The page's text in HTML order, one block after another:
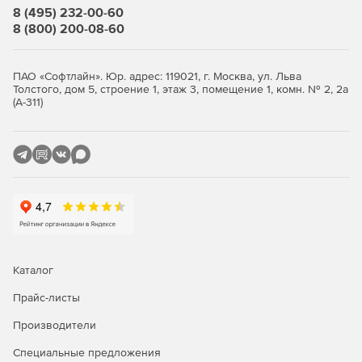
двухфакторной аутентификацией обеспечивает
надёжную защиту данных между конкретным устройством
Объединение офисов (Site-to-Site)
защищённую сеть по протоколу IPsec с криптографией
ГОСТ. Система проверяет подлинность участников
передаваемых данных.
Основные преимущества
Защищённый доступ
Безопасное подключение пользователей к
общедоступные сети.
8 (495) 232-00-60
8 (800) 200-08-60
ПАО «Софтлайн». Юр. адрес: 119021, г. Москва, ул. Льва
Толстого, дом 5, строение 1, этаж 3, помещение 1, комн. № 2, 2а
(А-311)
Каталог
Прайс-листы
Производители
Специальные предложения